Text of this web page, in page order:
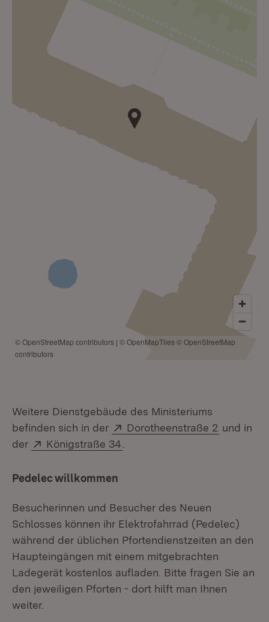
© OpenStreetMap contributors | © OpenMapTiles© OpenStreetMap
contributors
Weitere Dienstgebäude des Ministeriums
befinden sich in der
Extern:
Dorotheenstraße 2 (Öffnet
und in
der
Extern:
Königstraße 34
Pedelec willkommen
Besucherinnen und Besucher des Neuen
Schlosses können ihr Elektrofahrrad (Pedelec)
während der üblichen Pfortendienstzeiten an den
Haupteingängen mit einem mitgebrachten
Ladegerät kostenlos aufladen. Bitte fragen Sie an
den jeweiligen Pforten - dort hilft man Ihnen
weiter.